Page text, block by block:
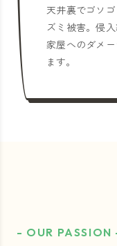
天井裏でゴソ
ズミ被害。侵
家屋へのダメ
ます。
- OUR PASSION